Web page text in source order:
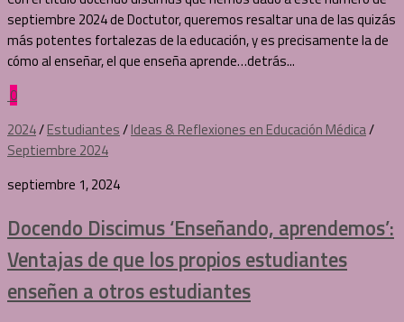
septiembre 2024 de Doctutor, queremos resaltar una de las quizás
más potentes fortalezas de la educación, y es precisamente la de
cómo al enseñar, el que enseña aprende…detrás...
0
2024/Estudiantes/Ideas & Reflexiones en Educación Médica/
Septiembre 2024
septiembre 1, 2024
Docendo Discimus ‘Enseñando, aprendemos’:
Ventajas de que los propios estudiantes
enseñen a otros estudiantes